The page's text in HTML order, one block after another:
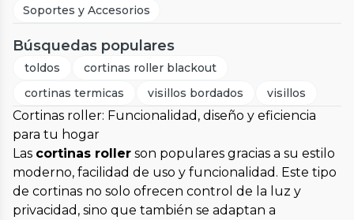
Soportes y Accesorios
Búsquedas populares
toldos
cortinas roller blackout
cortinas termicas
visillos bordados visillos
Cortinas roller: Funcionalidad, diseño y eficiencia
para tu hogar
Las cortinas roller son populares gracias a su estilo
moderno, facilidad de uso y funcionalidad. Este tipo
de cortinas no solo ofrecen control de la luz y
privacidad, sino que también se adaptan a